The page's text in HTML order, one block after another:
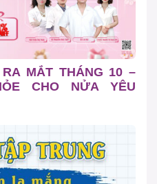
RA MẮT THÁNG 10 –
CHO NỬA YÊU